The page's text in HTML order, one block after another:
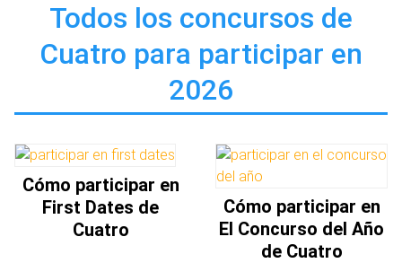
Todos los concursos de
Cuatro para participar en
2026
Cómo participar en
First Dates de
Cuatro
Cómo participar en
El Concurso del Año
de Cuatro